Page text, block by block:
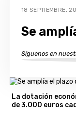
18 SEPTIEMBRE,
Se
Síguenos en
La dotación
de 3.000 euros